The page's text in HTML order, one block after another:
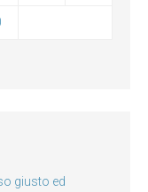
giusto ed